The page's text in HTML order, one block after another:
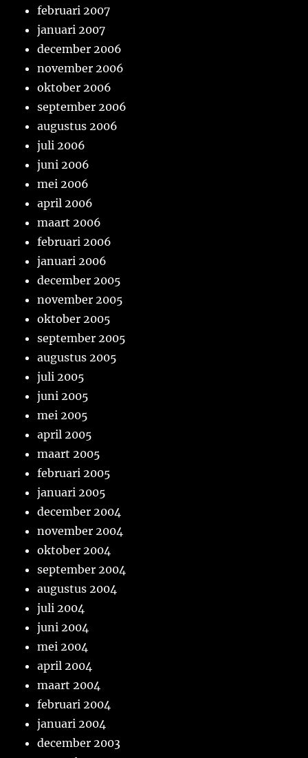
februari 2007
januari 2007
december 2006
november 2006
oktober 2006
september 2006
augustus 2006
juli 2006
juni 2006
mei 2006
april 2006
maart 2006
februari 2006
januari 2006
december 2005
november 2005
oktober 2005
september 2005
augustus 2005
juli 2005
juni 2005
mei 2005
april 2005
maart 2005
februari 2005
januari 2005
december 2004
november 2004
oktober 2004
september 2004
augustus 2004
juli 2004
juni 2004
mei 2004
april 2004
maart 2004
februari 2004
januari 2004
december 2003